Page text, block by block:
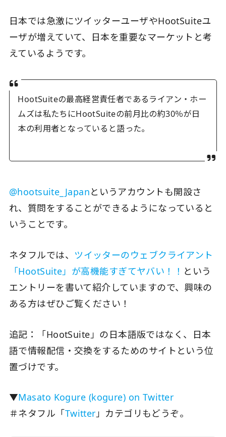
日本では急激にツイッターユーザやHootSuiteユ
ーザが増えていて、日本を重要なマーケットと考
えているようです。
HootSuiteの最高経営責任者であるライアン・ホー
ムズは私たちにHootSuiteの前月比の約30％が日
本の利用者となっていると語った。
@hootsuite_Japanというアカウントも開設さ
れ、質問をすることができるようになっていると
いうことです。
ネタフルでは、 ツイッターのウェブクライアント
「HootSuite」が高機能すぎてヤバい！！ という
エントリーを書いて紹介していますので、興味の
ある方はぜひご覧ください！
追記：「HootSuite」の日本語版ではなく、日本
語で情報配信・交換をするためのサイトという位
置づけです。
▼Masato Kogure (kogure) on Twitter
＃ネタフル「Twitter」カテゴリもどうぞ。